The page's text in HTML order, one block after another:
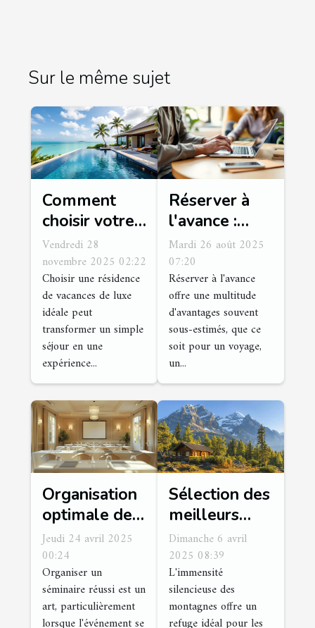
Sur le même sujet
Comment
choisir votre
résidence de
vacances de
luxe idéale ?
Vendredi 28
novembre 2025 02:22
Choisir une résidence
de vacances de luxe
idéale peut
transformer un simple
séjour en une
expérience...
Réserver à
l'avance :
Avantages et
conseils
Mardi 26 août 2025
07:20
Réserver à l'avance
offre une multitude
d'avantages souvent
sous-estimés, que ce
soit pour un voyage,
un...
Organisation
optimale de
séminaires
dans des
domaines
français
Jeudi 24 avril 2025
00:24
Organiser un
séminaire réussi est un
art, particulièrement
lorsque l'événement se
Sélection des
meilleurs
refuges de
montagne
pour
randonneurs
en quête de
Dimanche 6 avril
2025 08:39
L'immensité
silencieuse des
montagnes offre un
refuge idéal pour les